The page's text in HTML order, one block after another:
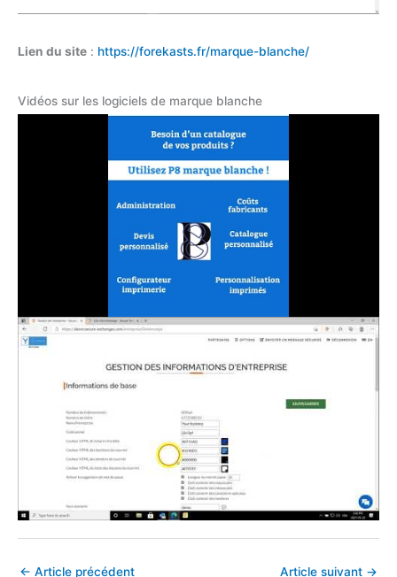
Lien du site : https://forekasts.fr/marque-blanche/
Vidéos sur les logiciels de marque blanche
← Article précédent Article suivant →